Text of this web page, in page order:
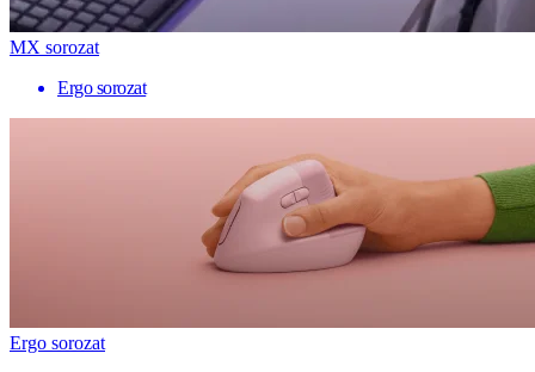
MX sorozat
Ergo sorozat
Ergo sorozat